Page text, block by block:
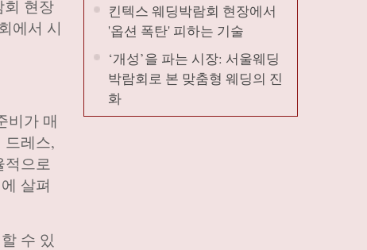
회 현장
에서 시
비가 매
드레스,
적으로
살펴
수 있
킨텍스 웨딩박람회 현장에서
'옵션 폭탄' 피하는 기술
‘개성’을 파는 시장: 서울웨딩
박람회로 본 맞춤형 웨딩의 진
화